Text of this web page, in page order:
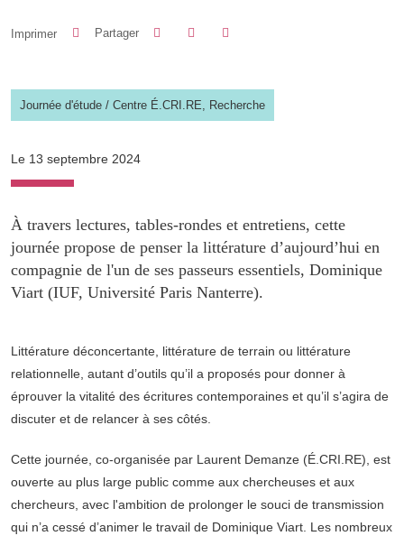
Imprimer Partager Partager sur Facebook
Partager sur LinkedIn
Journée d'étude / Centre É.CRI.RE, Recherche
Le 13 septembre 2024
À travers lectures, tables-rondes et entretiens, cette
journée propose de penser la littérature d’aujourd’hui en
compagnie de l'un de ses passeurs essentiels, Dominique
Viart (IUF, Université Paris Nanterre).
Littérature déconcertante, littérature de terrain ou littérature
relationnelle, autant d’outils qu’il a proposés pour donner à
éprouver la vitalité des écritures contemporaines et qu’il s’agira de
discuter et de relancer à ses côtés.
Cette journée, co-organisée par Laurent Demanze (É.CRI.RE), est
ouverte au plus large public comme aux chercheuses et aux
chercheurs, avec l'ambition de prolonger le souci de transmission
qui n’a cessé d’animer le travail de Dominique Viart. Les nombreux